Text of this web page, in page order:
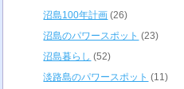
沼島100年計画 (26)
沼島のパワースポット (23)
沼島暮らし (52)
淡路島のパワースポット (11)